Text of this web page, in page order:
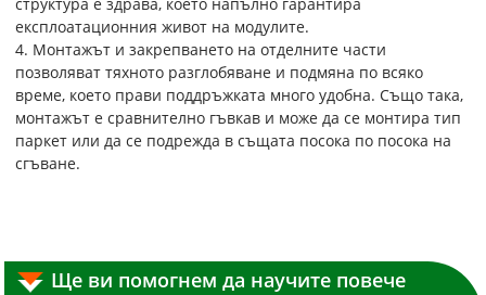
експлоатационния живот на модулите.
4. Монтажът и закрепването на отделните части
позволяват тяхното разглобяване и подмяна по всяко
време, което прави поддръжката много удобна. Също така,
монтажът е сравнително гъвкав и може да се монтира тип
паркет или да се подрежда в същата посока по посока на
сгъване.
Ще ви помогнем да научите повече